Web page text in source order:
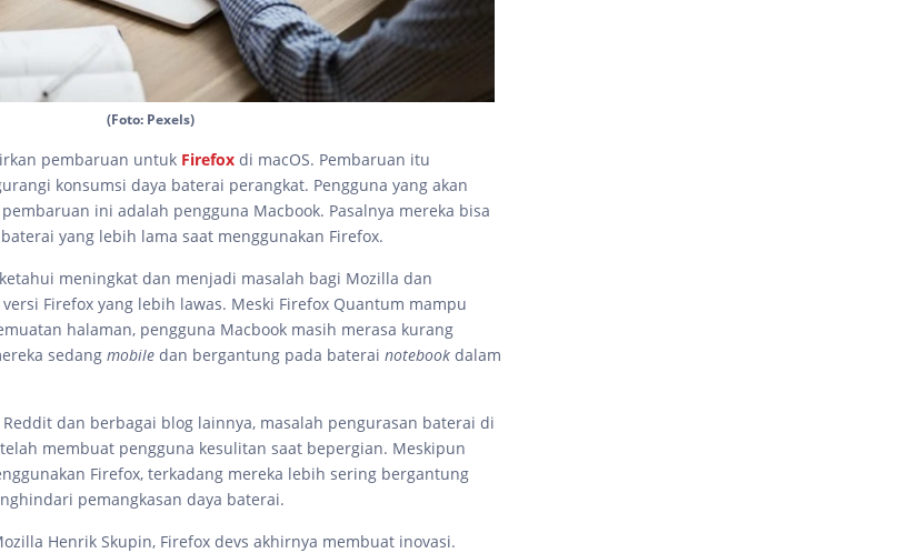
(Foto: Pexels)
pembaruan untuk Firefox di macOS. Pembaruan itu
konsumsi daya baterai perangkat. Pengguna yang akan
ini adalah pengguna Macbook. Pasalnya mereka bisa
yang lebih lama saat menggunakan Firefox.
meningkat dan menjadi masalah bagi Mozilla dan
Firefox yang lebih lawas. Meski Firefox Quantum mampu
halaman, pengguna Macbook masih merasa kurang
sedang mobile dan bergantung pada baterai notebook dalam
dan berbagai blog lainnya, masalah pengurasan baterai di
membuat pengguna kesulitan saat bepergian. Meskipun
Firefox, terkadang mereka lebih sering bergantung
pemangkasan daya baterai.
Henrik Skupin, Firefox devs akhirnya membuat inovasi.